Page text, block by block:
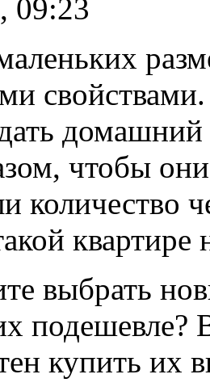
09:23
свойствами.
чтобы
количество
квартире
выбрать
купить их